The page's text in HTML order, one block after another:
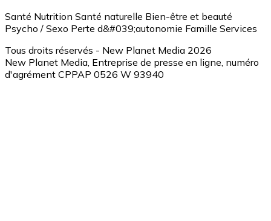
Santé Nutrition Santé naturelle Bien-être et beauté
Psycho / Sexo Perte d&#039;autonomie Famille Services
Tous droits réservés - New Planet Media 2026
New Planet Media, Entreprise de presse en ligne, numéro
d'agrément CPPAP 0526 W 93940